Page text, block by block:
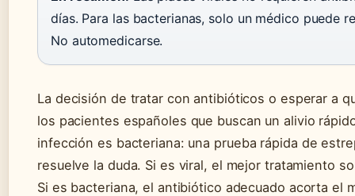
días. Para las bacterianas, solo un médico puede
No automedicarse.
La decisión de tratar con antibióticos o esperar a
los pacientes españoles que buscan un alivio
infección es bacteriana: una prueba rápida de
resuelve la duda. Si es viral, el mejor tratamiento
Si es bacteriana, el antibiótico adecuado acorta el